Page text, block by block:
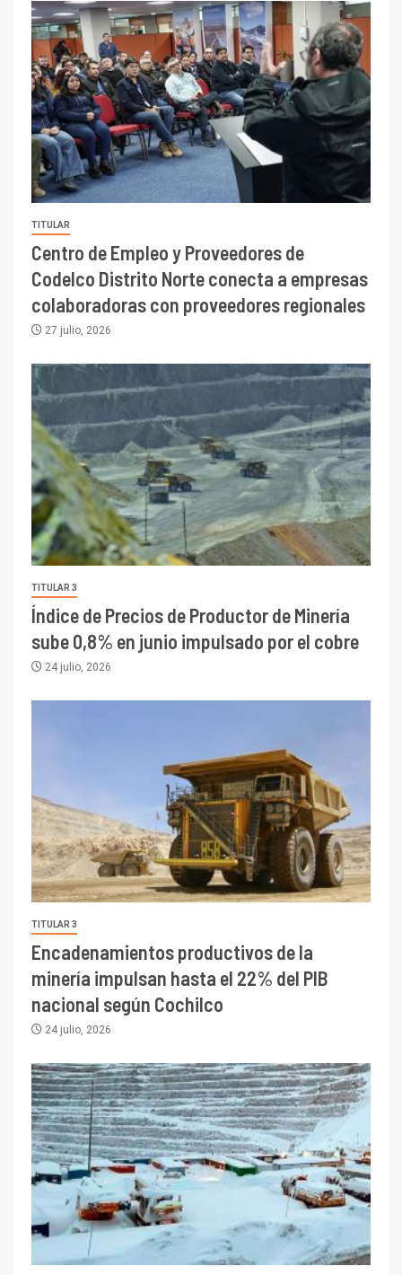
TITULAR
Centro de Empleo y Proveedores de
Codelco Distrito Norte conecta a empresas
colaboradoras con proveedores regionales
27 julio, 2026
TITULAR 3
Índice de Precios de Productor de Minería
sube 0,8% en junio impulsado por el cobre
24 julio, 2026
TITULAR 3
Encadenamientos productivos de la
minería impulsan hasta el 22% del PIB
nacional según Cochilco
24 julio, 2026